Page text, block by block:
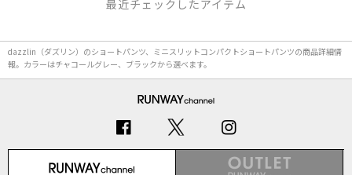
最近チェックしたアイテム
dazzlin（ダズリン）のショートパンツ、ミニスリットコンパクトショートパンツの商品詳細情
報。カラーはチャコールグレー、ブラックから選べます。